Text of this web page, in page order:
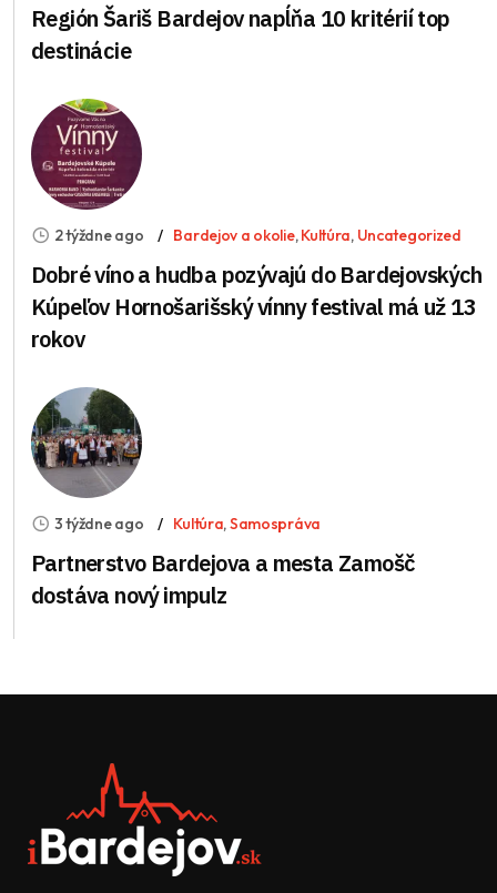
Región Šariš Bardejov napĺňa 10 kritérií top
destinácie
2 týždne ago Bardejov a okolie,Kultúra, Uncategorized
Dobré víno a hudba pozývajú do Bardejovských
Kúpeľov Hornošarišský vínny festival má už 13
rokov
3 týždne ago Kultúra,Samospráva
Partnerstvo Bardejova a mesta Zamošč
dostáva nový impulz